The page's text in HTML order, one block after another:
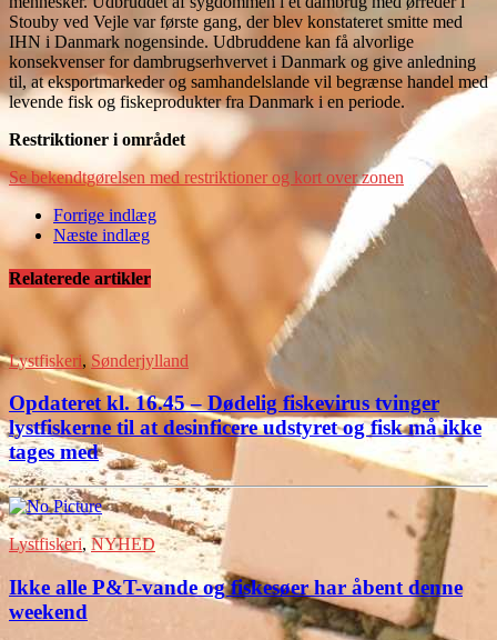
Stouby ved Vejle var første gang, der blev konstateret smitte med
IHN i Danmark nogensinde. Udbruddene kan få alvorlige
konsekvenser for dambrugserhvervet i Danmark og give anledning
til, at eksportmarkeder og samhandelslande vil begrænse handel med
levende fisk og fiskeprodukter fra Danmark i en periode.
Restriktioner i området
Se bekendtgørelsen med restriktioner og kort over zonen
Forrige indlæg
Næste indlæg
Relaterede artikler
Lystfiskeri,Sønderjylland
Opdateret kl. 16.45 – Dødelig fiskevirus tvinger
lystfiskerne til at desinficere udstyret og fisk må ikke
tages med
Lystfiskeri, NYHED
Ikke alle P&T-vande og fiskesøer har åbent denne
weekend